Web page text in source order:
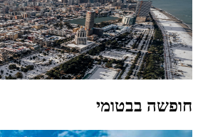
חופשה בבטומי